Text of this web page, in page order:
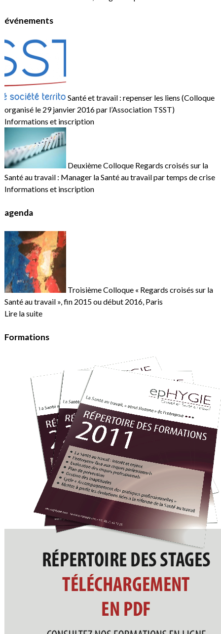
événements
Santé et travail : repenser les liens (Colloque
organisé le 29 janvier 2016 par l’Association TSST)
Informations et inscription
Deuxième Colloque Regards croisés sur la
Santé au travail : Manager la Santé au travail par temps de crise
Informations et inscription
agenda
Troisième Colloque « Regards croisés sur la
Santé au travail », fin 2015 ou début 2016, Paris
Lire la suite
Formations